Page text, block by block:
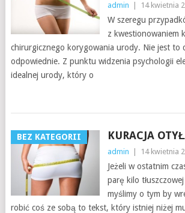
admin 14 kwietnia
W szeregu
z kwestionowaniem
chirurgicznego korygowania urody. Nie jest to
odpowiednie. Z punktu widzenia psychologii
idealnej urody, który o
BEZ KATEGORII KURACJA
admin 14 kwietnia
Jeżeli w ostatnim
parę kilo
myślimy o tym by
robić coś ze sobą to tekst, który istniej niżej